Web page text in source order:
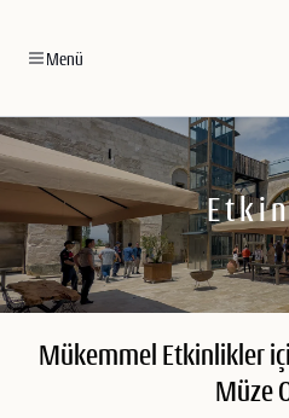
Menü
Mükemmel Etkinlikler
Müze